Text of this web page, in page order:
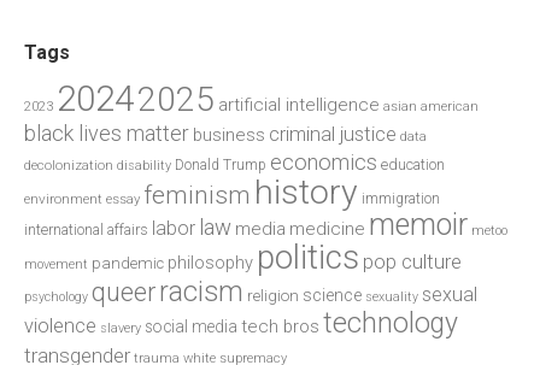
Tags
2023 20242025 artificial intelligence asian american
black lives matter business criminal justice data
decolonization disability Donald Trump economics education
environment essay feminism history immigration
international affairs labor law media medicine memoir metoo
movement pandemic philosophy politics pop culture
psychology queerracism religion science sexuality sexual
violence slavery social media tech bros technology
transgender trauma white supremacy